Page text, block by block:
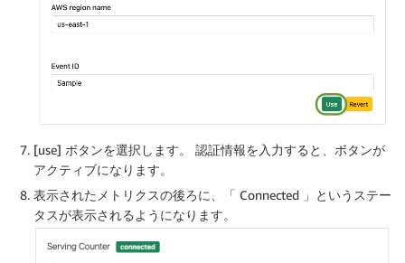
[use] ボタンを選択します。 認証情報を入力すると、ボタンが
アクティブになります。
表示されたメトリクスの後ろに、「 Connected 」というステー
タスが表示されるようになります。